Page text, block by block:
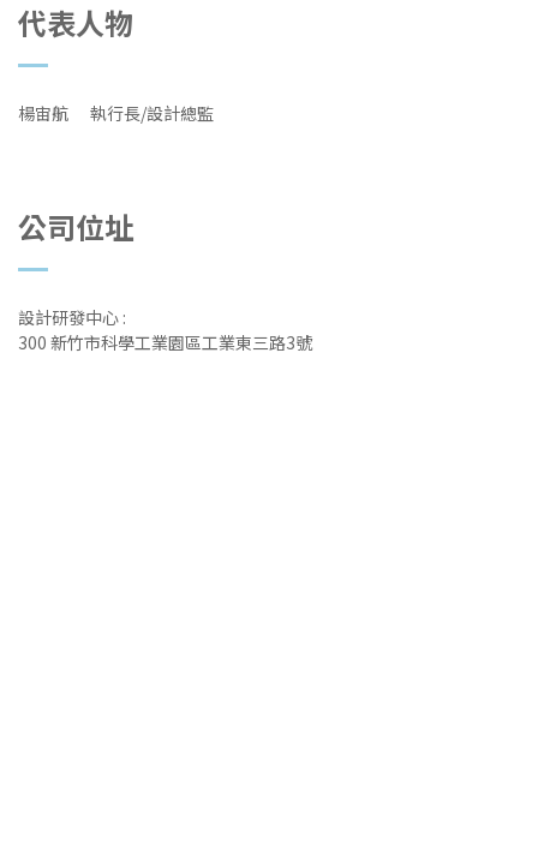
代表人物
楊宙航 執行長/設計總監
公司位址
設計研發中心 :
300 新竹市科學工業園區工業東三路3號